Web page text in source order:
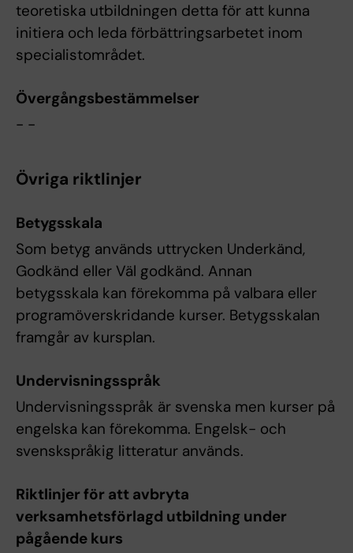
teoretiska utbildningen detta för att kunna
initiera och leda förbättringsarbetet inom
specialistområdet.
Övergångsbestämmelser
- -
Övriga riktlinjer
Betygsskala
Som betyg används uttrycken Underkänd,
Godkänd eller Väl godkänd. Annan
betygsskala kan förekomma på valbara eller
programöverskridande kurser. Betygsskalan
framgår av kursplan.
Undervisningsspråk
Undervisningsspråk är svenska men kurser på
engelska kan förekomma. Engelsk- och
svenskspråkig litteratur används.
Riktlinjer för att avbryta
verksamhetsförlagd utbildning under
pågående kurs